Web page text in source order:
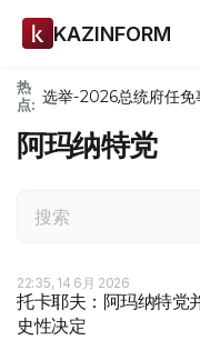
KAZINFORM
热
点: 选举-2026总统府任免
阿玛纳特党
22:35, 14 6月 2026
托卡耶夫：阿玛纳特党
史性决定